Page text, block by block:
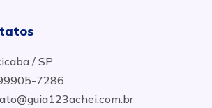
- SP
/ SP
7286